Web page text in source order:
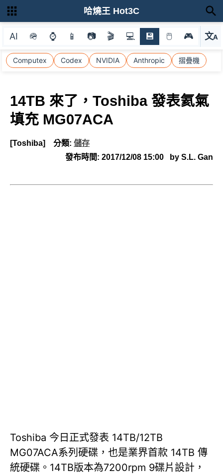
AI 🪖 ⌚ 📱 📷 🎬 💻 💾 🖱 🎮 文A
選
Computex Codex NVIDIA Anthropic 摺疊機
哈燒王 Hot3C
14TB 來了，Toshiba 發表氦氣
填充 MG07ACA
[Toshiba] 分類: 儲存
發布時間: 2017/12/08 15:00 by S.L. Gan
Toshiba 今日正式發表 14TB/12TB
MG07ACA系列硬碟，也是業界首款 14TB 傳
統硬碟。14TB版本為7200rpm 9碟片設計，